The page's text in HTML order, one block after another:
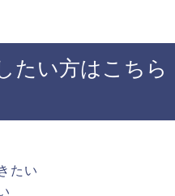
たい方はこちら
たい